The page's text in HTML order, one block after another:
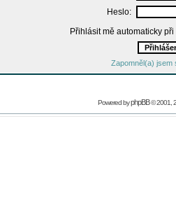
Heslo:
Přihlásit mě automaticky
Zapomněl(a) jsem
Powered byphpBB© 2001,